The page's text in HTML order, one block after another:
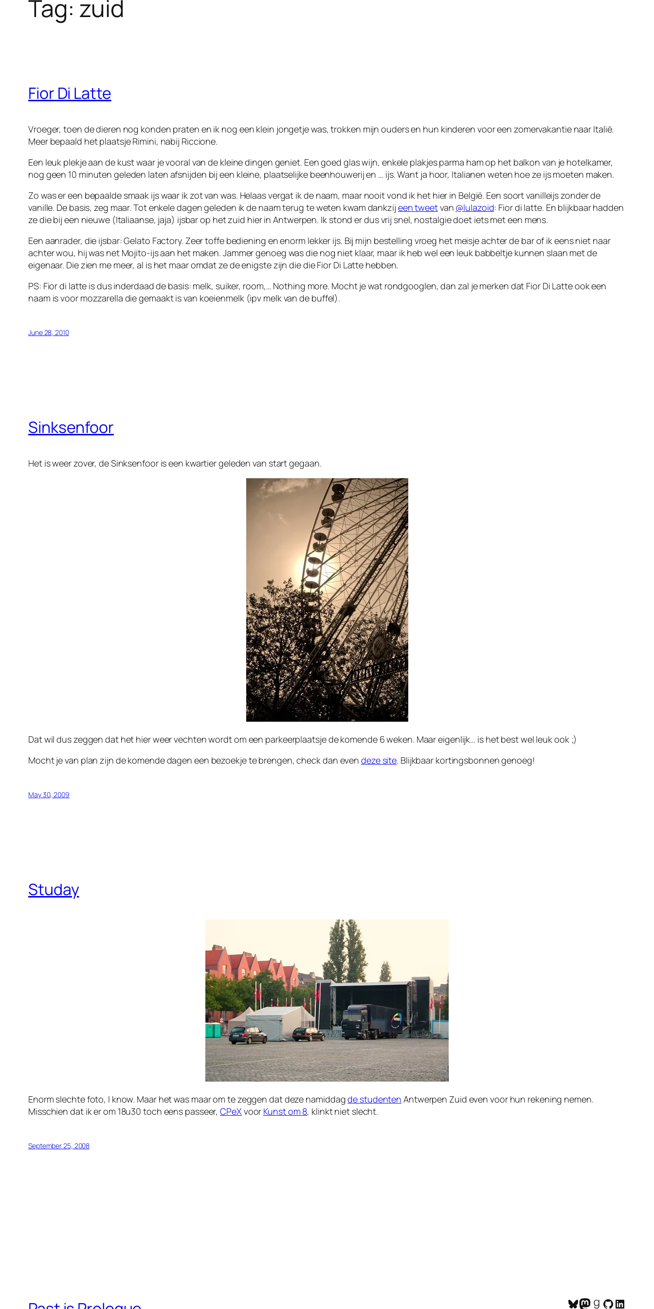
Tag: zuid
Fior Di Latte
Vroeger, toen de dieren nog konden praten en ik nog een klein jongetje was, trokken mijn ouders en hun kinderen voor een zomervakantie naar Italië.
Meer bepaald het plaatsje Rimini, nabij Riccione.
Een leuk plekje aan de kust waar je vooral van de kleine dingen geniet. Een goed glas wijn, enkele plakjes parma ham op het balkon van je hotelkamer,
nog geen 10 minuten geleden laten afsnijden bij een kleine, plaatselijke beenhouwerij en … ijs. Want ja hoor, Italianen weten hoe ze ijs moeten maken.
Zo was er een bepaalde smaak ijs waar ik zot van was. Helaas vergat ik de naam, maar nooit vond ik het hier in België. Een soort vanilleijs zonder de
vanille. De basis, zeg maar. Tot enkele dagen geleden ik de naam terug te weten kwam dankzij een tweetvan @lulazoid: Fior di latte. En blijkbaar hadden
ze die bij een nieuwe (Italiaanse, jaja) ijsbar op het zuid hier in Antwerpen. Ik stond er dus vrij snel, nostalgie doet iets met een mens.
Een aanrader, die ijsbar: Gelato Factory. Zeer toffe bediening en enorm lekker ijs. Bij mijn bestelling vroeg het meisje achter de bar of ik eens niet naar
achter wou, hij was net Mojito-ijs aan het maken. Jammer genoeg was die nog niet klaar, maar ik heb wel een leuk babbeltje kunnen slaan met de
eigenaar. Die zien me meer, al is het maar omdat ze de enigste zijn die die Fior Di Latte hebben.
PS: Fior di latte is dus inderdaad de basis: melk, suiker, room,… Nothing more. Mocht je wat rondgooglen, dan zal je merken dat Fior Di Latte ook een
naam is voor mozzarella die gemaakt is van koeienmelk (ipv melk van de buffel).
June 28, 2010
Sinksenfoor
Het is weer zover, de Sinksenfoor is een kwartier geleden van start gegaan.
Dat wil dus zeggen dat het hier weer vechten wordt om een parkeerplaatsje de komende 6 weken. Maar eigenlijk… is het best wel leuk ook ;)
Mocht je van plan zijn de komende dagen een bezoekje te brengen, check dan evendeze site. Blijkbaar kortingsbonnen genoeg!
May 30, 2009
Studay
Enorm slechte foto, I know. Maar het was maar om te zeggen dat deze namiddagde studenten Antwerpen Zuid even voor hun rekening nemen.
Misschien dat ik er om 18u30 toch eens passeer,CPeXvoor Kunst om 8, klinkt niet slecht.
September 25, 2008
Bluesky
Mastodon
Goodreads
GitHub